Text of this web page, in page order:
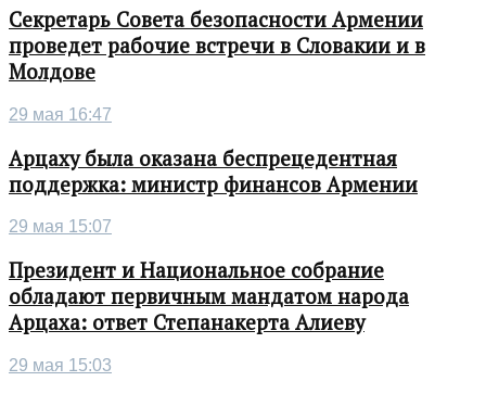
Секретарь Совета безопасности Армении
проведет рабочие встречи в Словакии и в
Молдове
29 мая 16:47
Арцаху была оказана беспрецедентная
поддержка: министр финансов Армении
29 мая 15:07
Президент и Национальное собрание
обладают первичным мандатом народа
Арцаха: ответ Степанакерта Алиеву
29 мая 15:03